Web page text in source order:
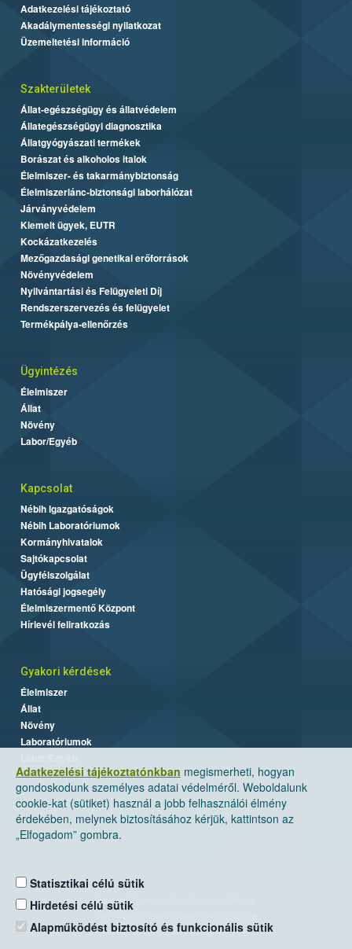
Adatkezelési tájékoztatónkban megismerheti, hogyan
gondoskodunk személyes adatai védelméről. Weboldalunk
cookie-kat (sütiket) használ a jobb felhasználói élmény
érdekében, melynek biztosításához kérjük, kattintson az
„Elfogadom” gombra.
Statisztikai célú sütik
Hirdetési célú sütik
Alapműködést biztosító és funkcionális sütik
Adatkezelési tájékoztató
Akadálymentességi nyilatkozat
Üzemeltetési információ
Szakterületek
Állat-egészségügy és állatvédelem
Állategészségügyi diagnosztika
Állatgyógyászati termékek
Borászat és alkoholos italok
Élelmiszer- és takarmánybiztonság
Élelmiszerlánc-biztonsági laborhálózat
Járványvédelem
Kiemelt ügyek, EUTR
Kockázatkezelés
Mezőgazdasági genetikai erőforrások
Növényvédelem
Nyilvántartási és Felügyeleti Díj
Rendszerszervezés és felügyelet
Termékpálya-ellenőrzés
Ügyintézés
Élelmiszer
Állat
Növény
Labor/Egyéb
Kapcsolat
Nébih Igazgatóságok
Nébih Laboratóriumok
Kormányhivatalok
Sajtókapcsolat
Ügyfélszolgálat
Hatósági jogsegély
Élelmiszermentő Központ
Hírlevél feliratkozás
Gyakori kérdések
Élelmiszer
Állat
Növény
Laboratóriumok
Nemzeti Élelmiszerlánc-biztonsági Hivatal
Levelezési cím: 1525 Budapest. Pf. 30.